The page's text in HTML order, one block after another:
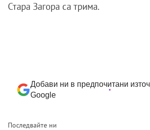
Стара Загора са трима.
Добави ни в предпочитани
Google
Последвайте ни